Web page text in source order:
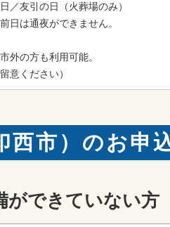
／友引の日（火葬場のみ）
日は通夜ができません。
外の方も利用可能。
意ください）
西市）のお申
ができていない方